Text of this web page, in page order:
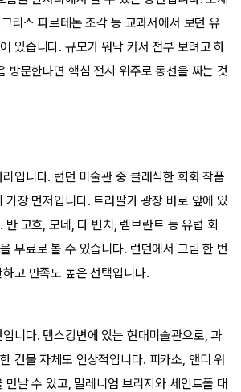
리스 파르테논 조각 등 교과서에서 보던 유
있습니다. 규모가 워낙 커서 전부 보려고 하
방문한다면 핵심 전시 위주로 동선을 짜는 것
입니다. 런던 미술관 중 클래식한 회화 작품
가장 먼저입니다. 트라팔가 광장 바로 앞에 있
반 고흐, 모네, 다 빈치, 렘브란트 등 유럽 회
무료로 볼 수 있습니다. 런던에서 그림 한 번
고 만족도 높은 선택입니다.
니다. 템스강변에 있는 현대미술관으로, 과
건물 자체도 인상적입니다. 피카소, 앤디 워
만날 수 있고, 밀레니엄 브리지와 세인트폴 대